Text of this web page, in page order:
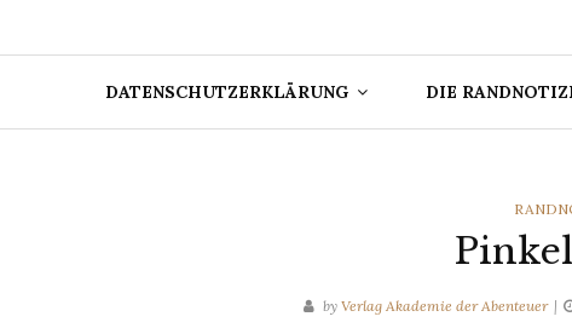
DATENSCHUTZERKLÄRUNG DIE
by Verlag Akademie der Abenteuer